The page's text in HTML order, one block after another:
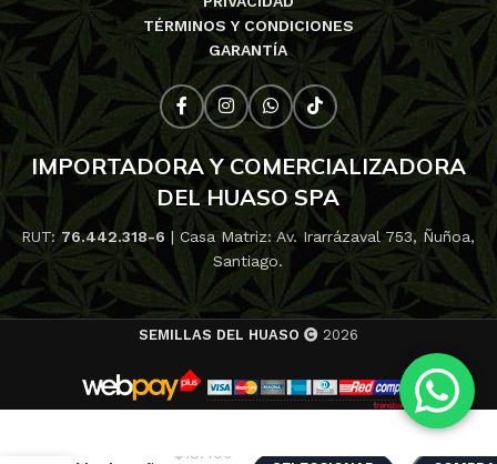
TÉRMINOS Y CONDICIONES
GARANTÍA
IMPORTADORA Y COMERCIALIZADORA
DEL HUASO SPA
RUT:76.442.318-6 | Casa Matriz: Av. Irarrázaval 753, Ñuñoa,
Santiago.
SEMILLAS DEL HUASO 2026
$ 18.400